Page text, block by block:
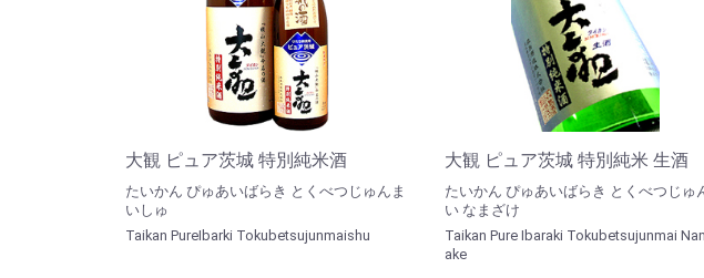
大観 ピュア茨城 特別純米酒
たいかん ぴゅあいばらき とくべつじゅんま
いしゅ
Taikan PureIbarki Tokubetsujunmaishu
大観 ピュア茨城 特別純米 生酒
たいかん ぴゅあいばらき とくべつじゅ
い なまざけ
Taikan Pure Ibaraki Tokubetsujunmai
ake